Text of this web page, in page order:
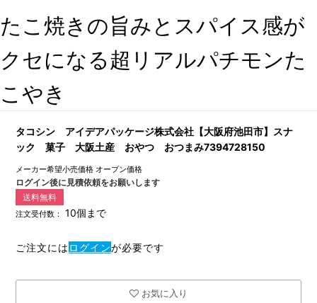
たこ焼きの旨みとスパイス感が
クセになる超リアルパチモンた
こやき
タコシン アイデアパッケージ株式会社【大阪府池田市】スナ
ック 菓子 大阪土産 おやつ おつまみ7394728150
メーカー希望小売価格 オープン価格
ログイン後に見積依頼をお願いします
送料無料
注文受付数： 10個まで
ご注文には ログインが必要です
お気に入り